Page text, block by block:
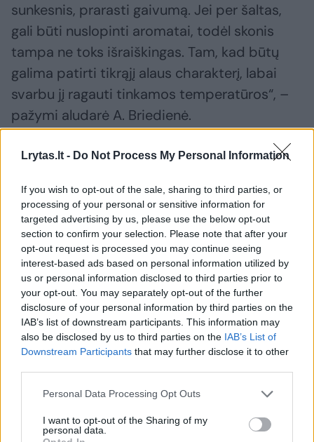
Lrytas.lt - Do Not Process My Personal Information
If you wish to opt-out of the sale, sharing to third parties, or
processing of your personal or sensitive information for
targeted advertising by us, please use the below opt-out
section to confirm your selection. Please note that after your
opt-out request is processed you may continue seeing
interest-based ads based on personal information utilized by
us or personal information disclosed to third parties prior to
your opt-out. You may separately opt-out of the further
disclosure of your personal information by third parties on the
IAB’s list of downstream participants. This information may
also be disclosed by us to third parties on the IAB’s List of
Downstream Participants that may further disclose it to other
Personal Data Processing Opt Outs
I want to opt-out of the Sharing of my
personal data.
sunkesnis, prarasti gaivumą. Jei per šaltas,
gali būti nuslopinti aromatai, todėl skonis
tampa ne toks išraiškingas. Tam, kad būtų
galima patirti tikrąjį alaus charakterį, labai
svarbu jį ragauti tinkamos temperatūros“, –
pažymi aludarė A. Briedienė.
Daugiau nuotraukų (2)
tada, kai alus pateikiamas taip, kad